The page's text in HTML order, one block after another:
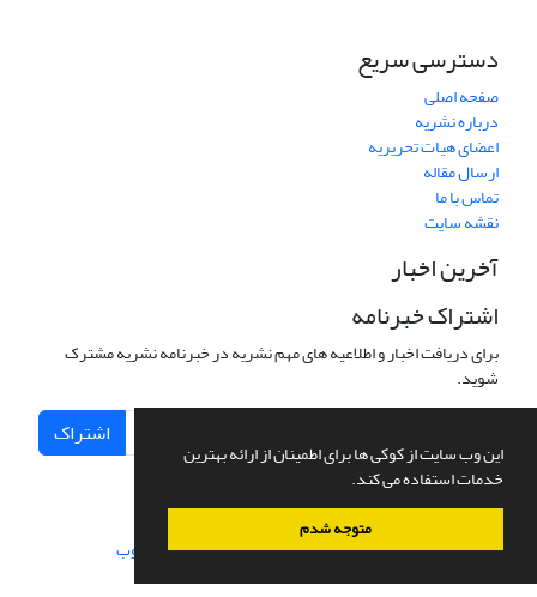
این وب سایت از کوکی ها برای اطمینان از ارائه بهترین
خدمات استفاده می کند.
متوجه شدم
دسترسی سریع
صفحه اصلی
درباره نشریه
اعضای هیات تحریریه
ارسال مقاله
تماس با ما
نقشه سایت
آخرین اخبار
اشتراک خبرنامه
برای دریافت اخبار و اطلاعیه های مهم نشریه در خبرنامه نشریه مشترک
شوید.
اشتراک
سامانه مدیریت نشریات علمی.طراحی و پیاده سازی از سیناوب